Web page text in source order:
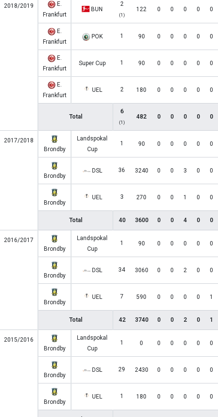
2018/2019
E.
Frankfurt
BUN
2
(1)
122 0 0 0 0 0
E.
Frankfurt
POK 1 90 0 0 0 0 0
E.
Frankfurt
Super Cup 1 90 0 0 0 0 0
E.
Frankfurt
UEL 2 180 0 0 0 0 0
Total
6
(1)
482 0 0 0 0 0
2017/2018
Brondby
Landspokal
Cup
1 90 0 0 0 0 0
Brondby
DSL 36 3240 0 0 3 0 0
Brondby
UEL 3 270 0 0 1 0 0
Total 40 3600 0 0 4 0 0
2016/2017
Brondby
Landspokal
Cup
1 90 0 0 0 0 0
Brondby
DSL 34 3060 0 0 2 0 0
Brondby
UEL 7 590 0 0 0 0 1
Total 42 3740 0 0 2 0 1
2015/2016
Brondby
Landspokal
Cup
1 0 0 0 0 0 0
Brondby
DSL 29 2430 0 0 0 0 0
Brondby
UEL 1 180 0 0 0 0 0